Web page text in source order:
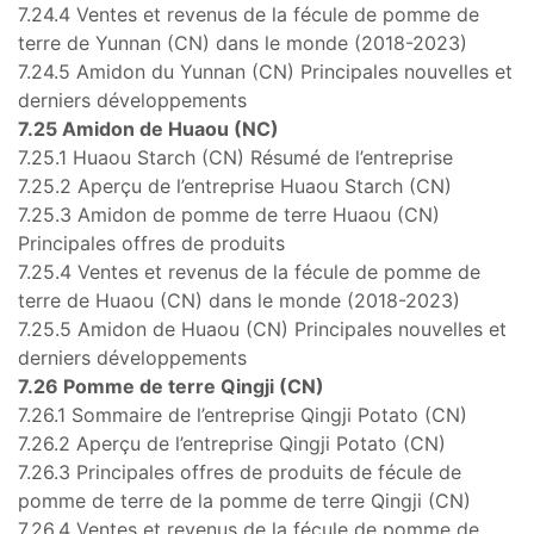
7.24.4 Ventes et revenus de la fécule de pomme de
terre de Yunnan (CN) dans le monde (2018-2023)
7.24.5 Amidon du Yunnan (CN) Principales nouvelles et
derniers développements
7.25 Amidon de Huaou (NC)
7.25.1 Huaou Starch (CN) Résumé de l’entreprise
7.25.2 Aperçu de l’entreprise Huaou Starch (CN)
7.25.3 Amidon de pomme de terre Huaou (CN)
Principales offres de produits
7.25.4 Ventes et revenus de la fécule de pomme de
terre de Huaou (CN) dans le monde (2018-2023)
7.25.5 Amidon de Huaou (CN) Principales nouvelles et
derniers développements
7.26 Pomme de terre Qingji (CN)
7.26.1 Sommaire de l’entreprise Qingji Potato (CN)
7.26.2 Aperçu de l’entreprise Qingji Potato (CN)
7.26.3 Principales offres de produits de fécule de
pomme de terre de la pomme de terre Qingji (CN)
7.26.4 Ventes et revenus de la fécule de pomme de